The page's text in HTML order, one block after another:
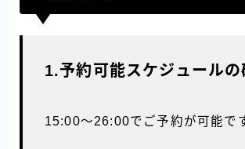
1.予約可能スケジュールの
15:00〜26:00でご予約が可能で